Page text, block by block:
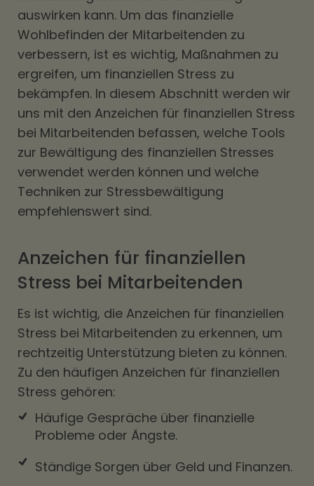
auswirken kann. Um das finanzielle
Wohlbefinden der Mitarbeitenden zu
verbessern, ist es wichtig, Maßnahmen zu
ergreifen, um finanziellen Stress zu
bekämpfen. In diesem Abschnitt werden wir
uns mit den Anzeichen für finanziellen Stress
bei Mitarbeitenden befassen, welche Tools
zur Bewältigung des finanziellen Stresses
verwendet werden können und welche
Techniken zur Stressbewältigung
empfehlenswert sind.
Anzeichen für finanziellen
Stress bei Mitarbeitenden
Es ist wichtig, die Anzeichen für finanziellen
Stress bei Mitarbeitenden zu erkennen, um
rechtzeitig Unterstützung bieten zu können.
Zu den häufigen Anzeichen für finanziellen
Stress gehören:
Häufige Gespräche über finanzielle
Probleme oder Ängste.
Ständige Sorgen über Geld und Finanzen.